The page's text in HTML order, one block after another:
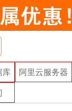
库 阿里云服务器